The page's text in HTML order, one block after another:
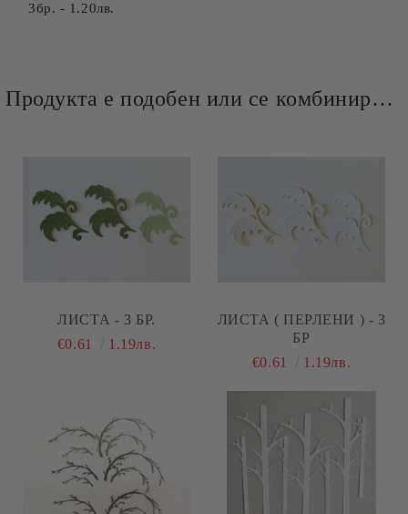
3бр. - 1.20лв.
Продукта е подобен или се комбинира добре и със следните продукти :
ЛИСТА - 3 БР.
€0.61
1.19лв.
ЛИСТА ( ПЕРЛЕНИ ) - 3
БР
€0.61
1.19лв.